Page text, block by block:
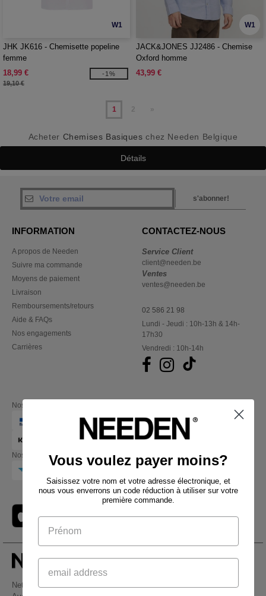
W1
JHK JK616 - Chemisette popeline
femme
18,99 €
19,10 €
-1%
W1
JACK&JONES JJ2486 - Chemise
Oxford homme
43,99 €
1 2 »
Acheter Chemises Basiques chez Needen Belgique
Détails
s'abonner!
INFORMATION
A propos de Needen
Suivre ma commande
Moyens de paiement
Livraison
Remboursements/retours
Aide & FAQs
Nos engagements
Carrières
CONTACTEZ-NOUS
Service Client
client@needen.be
Ventes
ventes@needen.be
02 586 21 98
Lundi - Jeudi : 10h-13h & 14h-
17h30
Vendredi : 10h-14h
Nos partenaires financiers
Nos transporteurs
Netenders Belgium SRL
Vous voulez payer moins?
Saisissez votre nom et votre adresse électronique, et
nous vous enverrons un code réduction à utiliser sur votre
première commande.